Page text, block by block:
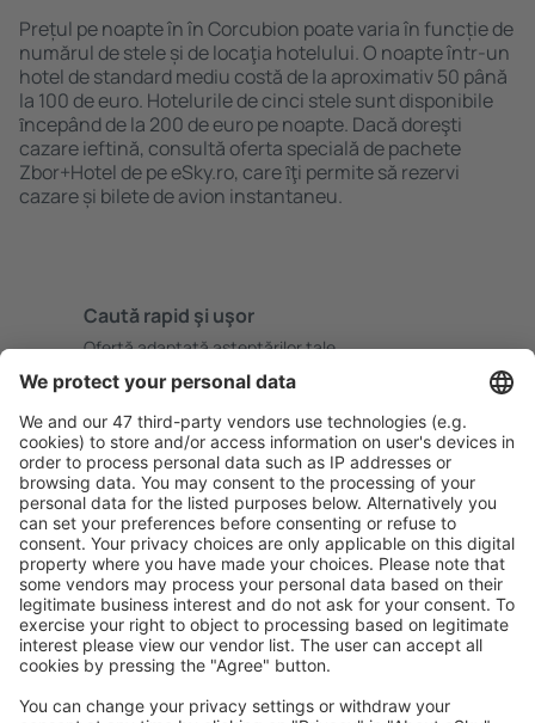
Prețul pe noapte în în Corcubion poate varia în funcție de
numărul de stele și de locaţia hotelului. O noapte într-un
hotel de standard mediu costă de la aproximativ 50 până
la 100 de euro. Hotelurile de cinci stele sunt disponibile
ȋncepând de la 200 de euro pe noapte. Dacă doreşti
cazare ieftină, consultă oferta specială de pachete
Zbor+Hotel de pe eSky.ro, care ȋţi permite să rezervi
cazare și bilete de avion instantaneu.
Caută rapid şi uşor
Ofertă adaptată aşteptărilor tale.
Planifică ȋn siguranţă
Rezervare fără griji cu opțiune gratuită de anulare.
Economiseşte mai mult
Prețuri atractive și oferte speciale pentru utilizatorii
conectați.
Cazarea preferată
Alege din peste 1,3 mil. de opţiuni: hoteluri, cabane,